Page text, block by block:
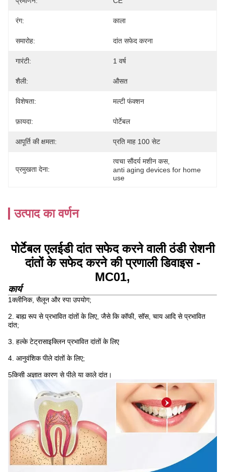
रंग: काला
समारोह: दांत सफेद करना
गारंटी: 1 वर्ष
शैली: औसत
विशेषता: मल्टी फंक्शन
फ़ायदा: पोर्टेबल
आपूर्ति की क्षमता: प्रति माह 100 सेट
प्रमुखता देना:
त्वचा सौंदर्य मशीन कस,
anti aging devices for home
use
उत्पाद का वर्णन
पोर्टेबल एलईडी दांत सफेद करने वाली ठंडी रोशनी
दांतों के सफेद करने की प्रणाली डिवाइस -
MC01,
कार्य
1क्लीनिक, सैलून और स्पा उपयोग;
2. बाह्य रूप से प्रभावित दांतों के लिए, जैसे कि कॉफी, सॉस, चाय आदि से प्रभावित
दांत;
3. हल्के टेट्रासाइक्लिन प्रभावित दांतों के लिए
4. आनुवंशिक पीले दांतों के लिए;
5किसी अज्ञात कारण से पीले या काले दांत।